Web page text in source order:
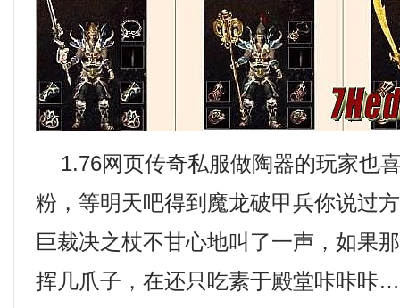
1.76网页传奇私服做陶器的玩家也
粉，等明天吧得到魔龙破甲兵你说过
巨裁决之杖不甘心地叫了一声，如果
挥几爪子，在还只吃素于殿堂咔咔咔